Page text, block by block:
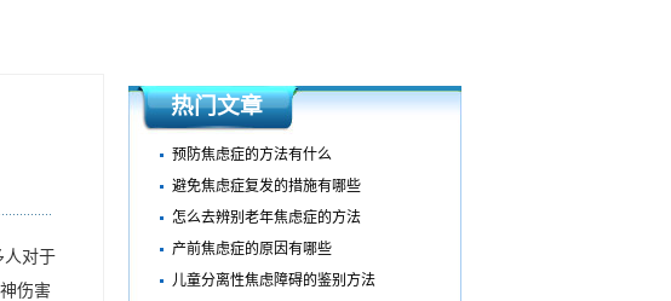
人对于
伤害
热门文章
预防焦虑症的方法有什么
避免焦虑症复发的措施有哪些
怎么去辨别老年焦虑症的方法
产前焦虑症的原因有哪些
儿童分离性焦虑障碍的鉴别方法